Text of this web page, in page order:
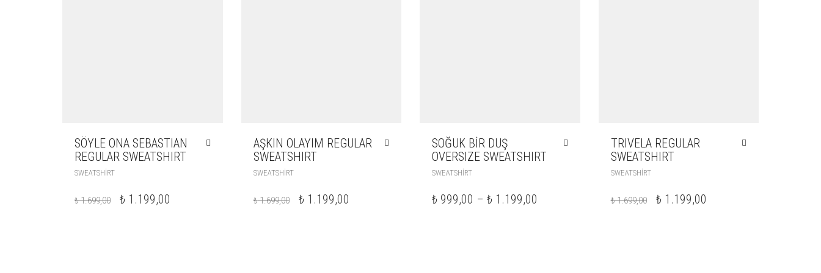
SÖYLE ONA SEBASTIAN
REGULAR SWEATSHIRT
SWEATSHIRT
₺1.699,00 ₺ 1.199,00
AŞKIN OLAYIM REGULAR
SWEATSHIRT
SWEATSHIRT
₺1.699,00 ₺1.199,00
SOĞUK BIR DUŞ
OVERSIZE SWEATSHIRT
SWEATSHIRT
₺ 999,00 – ₺ 1.199,00
TRIVELA REGULAR
SWEATSHIRT
SWEATSHIRT
₺1.699,00 ₺1.199,00